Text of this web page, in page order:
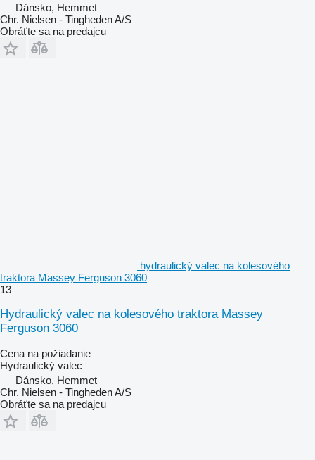
Dánsko, Hemmet
Chr. Nielsen - Tingheden A/S
Obráťte sa na predajcu
hydraulický valec na kolesového
traktora Massey Ferguson 3060
13
Hydraulický valec na kolesového traktora Massey
Ferguson 3060
Cena na požiadanie
Hydraulický valec
Dánsko, Hemmet
Chr. Nielsen - Tingheden A/S
Obráťte sa na predajcu